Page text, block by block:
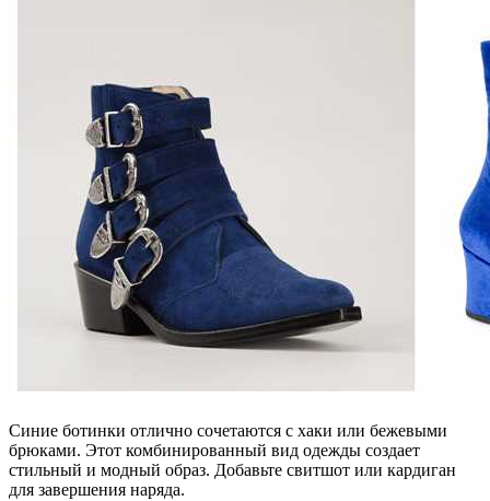
Синие ботинки отлично сочетаются с хаки или бежевыми
брюками. Этот комбинированный вид одежды создает
стильный и модный образ. Добавьте свитшот или кардиган
для завершения наряда.